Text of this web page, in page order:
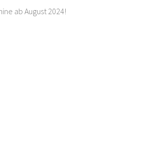
ab August 2024!